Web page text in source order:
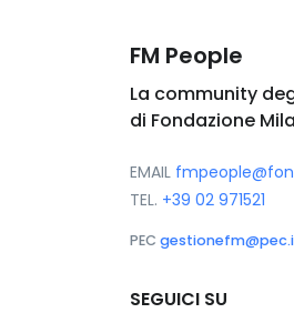
FM People
La community
di Fondazione
EMAIL
TEL. +39 02 971521
PEC
SEGUICI SU